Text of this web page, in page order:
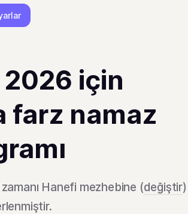
için
farz namaz
Hanefi mezhebine (değiştir)